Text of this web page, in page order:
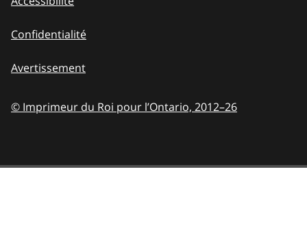
Confidentialité
Avertissement
© Imprimeur du Roi pour l’Ontario, 2012–26